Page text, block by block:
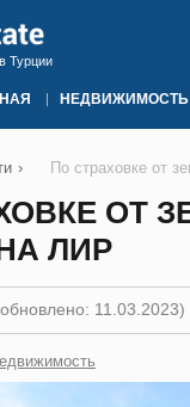
Турции
НЕДВИЖИМОСТЬ
› По страховке от
ОТ
ЛИР
11.03.2023)